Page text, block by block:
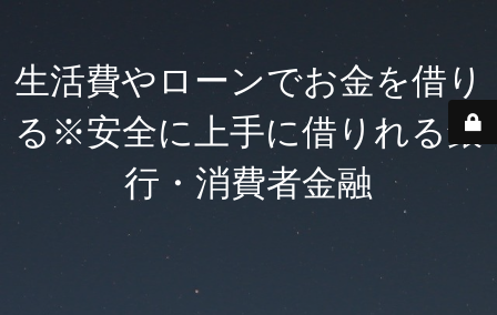
生活費やローンでお金を借り
る※安全に上手に借りれる銀
行・消費者金融